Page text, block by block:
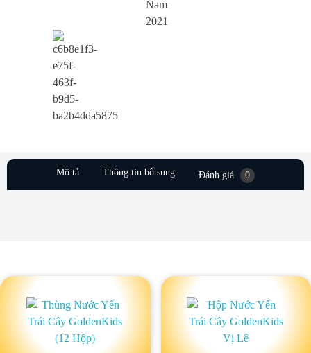
Mô tả Thông tin bổ sung Đánh giá 0